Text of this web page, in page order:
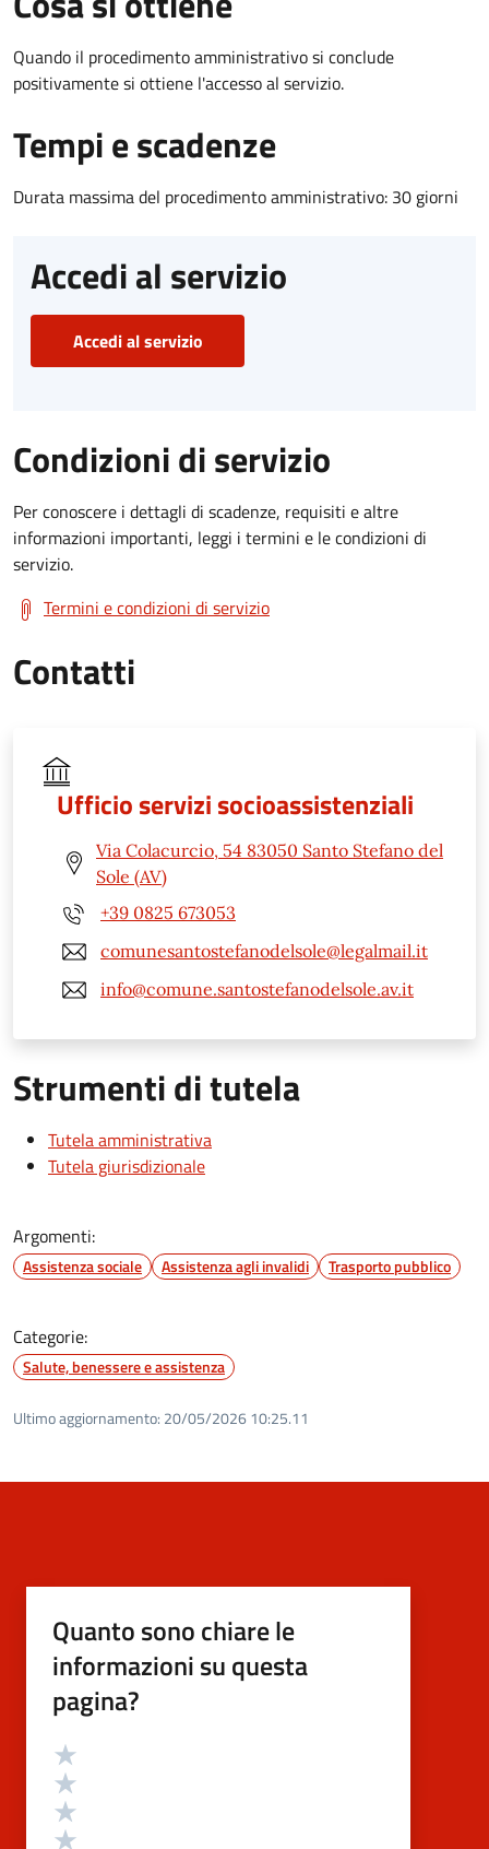
Quando il procedimento amministrativo si conclude
positivamente si ottiene l'accesso al servizio.
Tempi e scadenze
Durata massima del procedimento amministrativo: 30 giorni
Accedi al servizio
Accedi al servizio
Condizioni di servizio
Per conoscere i dettagli di scadenze, requisiti e altre
informazioni importanti, leggi i termini e le condizioni di
servizio.
Termini e condizioni di servizio
Contatti
Ufficio servizi socioassistenziali
Via Colacurcio, 54 83050 Santo Stefano del
Sole (AV)
+39 0825 673053
comunesantostefanodelsole@legalmail.it
info@comune.santostefanodelsole.av.it
Strumenti di tutela
Tutela amministrativa
Tutela giurisdizionale
Argomenti:
Assistenza sociale Assistenza agli invalidi Trasporto pubblico
Categorie:
Salute, benessere e assistenza
Ultimo aggiornamento: 20/05/2026 10:25.11
Quanto sono chiare le
informazioni su questa
pagina?
Valutazione